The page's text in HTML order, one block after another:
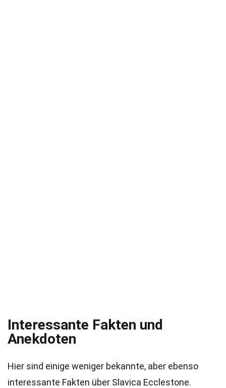
Interessante Fakten und
Anekdoten
Hier sind einige weniger bekannte, aber ebenso
interessante Fakten über Slavica Ecclestone.